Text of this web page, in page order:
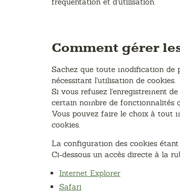
Comment gérer
Sachez que toute modification de
nécessitant l'utilisation de cookies.
Si vous refusez l'enregistrement
certain nombre de fonctionnalités
Vous pouvez faire le choix à tout
cookies.
La configuration des cookies
Ci-dessous un accès directe à la
Internet Explorer
Safari